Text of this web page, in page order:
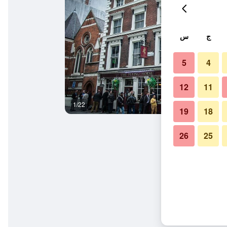
1/22
- هوستل
ج س
4
5
11
12
18
19
25
26